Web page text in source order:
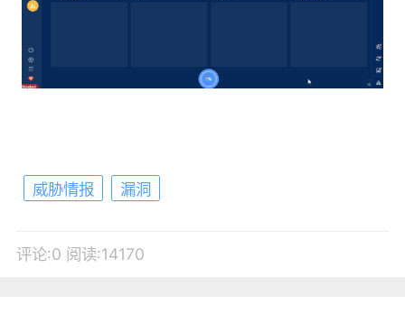
威胁情报 漏洞
评论:0 阅读:14170